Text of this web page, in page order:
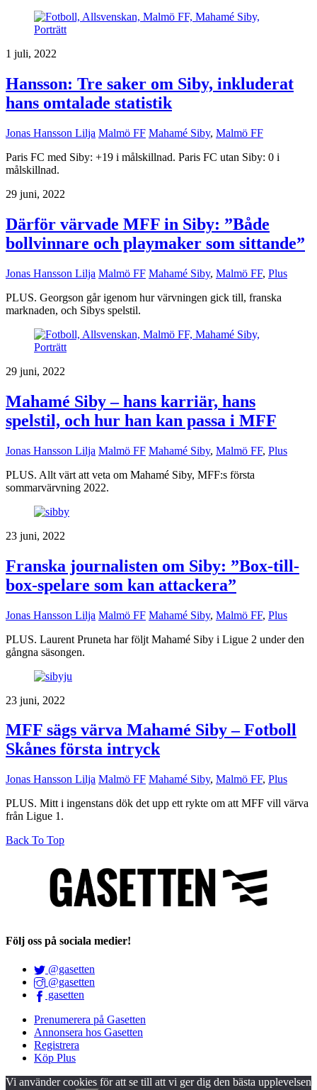
1 juli, 2022
Hansson: Tre saker om Siby, inkluderat
hans omtalade statistik
Jonas Hansson Lilja Malmö FF Mahamé Siby, Malmö FF
Paris FC med Siby: +19 i målskillnad. Paris FC utan Siby: 0 i
målskillnad.
29 juni, 2022
Därför värvade MFF in Siby: ”Både
bollvinnare och playmaker som sittande”
Jonas Hansson Lilja Malmö FF Mahamé Siby, Malmö FF, Plus
PLUS. Georgson går igenom hur värvningen gick till, franska
marknaden, och Sibys spelstil.
29 juni, 2022
Mahamé Siby – hans karriär, hans
spelstil, och hur han kan passa i MFF
Jonas Hansson Lilja Malmö FF Mahamé Siby, Malmö FF, Plus
PLUS. Allt värt att veta om Mahamé Siby, MFF:s första
sommarvärvning 2022.
23 juni, 2022
Franska journalisten om Siby: ”Box-till-
box-spelare som kan attackera”
Jonas Hansson Lilja Malmö FF Mahamé Siby, Malmö FF, Plus
PLUS. Laurent Pruneta har följt Mahamé Siby i Ligue 2 under den
gångna säsongen.
23 juni, 2022
MFF sägs värva Mahamé Siby – Fotboll
Skånes första intryck
Jonas Hansson Lilja Malmö FF Mahamé Siby, Malmö FF, Plus
PLUS. Mitt i ingenstans dök det upp ett rykte om att MFF vill värva
från Ligue 1.
Back To Top
Följ oss på sociala medier!
@gasetten
@gasetten
gasetten
Prenumerera på Gasetten
Annonsera hos Gasetten
Registrera
Köp Plus
Vi använder cookies för att se till att vi ger dig den bästa upplevelsen